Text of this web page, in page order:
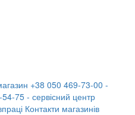
+38 050 469-73-00 -
75 - сервісний центр
Контакти магазинів